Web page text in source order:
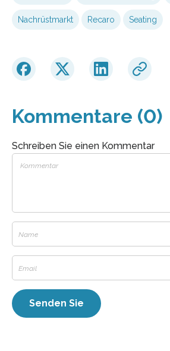
Nachrüstmarkt Recaro Seating
Kommentare (0)
Schreiben Sie einen Kommentar